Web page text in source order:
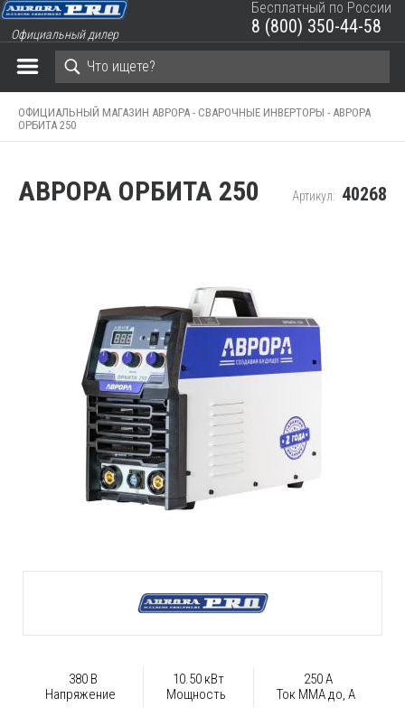
Официальный дилер
Бесплатный по России
8 (800) 350-44-58
ОФИЦИАЛЬНЫЙ МАГАЗИН АВРОРА - СВАРОЧНЫЕ ИНВЕРТОРЫ - АВРОРА
ОРБИТА 250
АВРОРА ОРБИТА 250 Артикул: 40268
380 В
Напряжение
10.50 кВт
Мощность
250 А
Ток ММА до, А
ЗАКРЫТЬ КОРЗИНУ